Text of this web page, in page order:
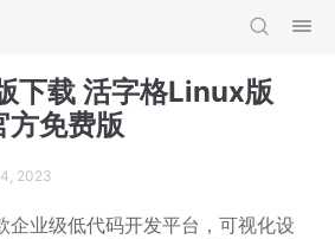
下载 活字格Linux版
免费版
2023
企业级低代码开发平台，可视化设